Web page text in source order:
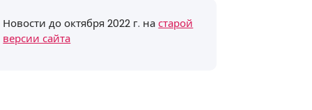
Новости до октября 2022 г. настарой
версии сайта